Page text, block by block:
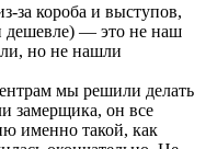
за короба и выступов,
дешевле) — это не наш
но не нашли
мы решили делать
замерщика, он все
именно такой, как